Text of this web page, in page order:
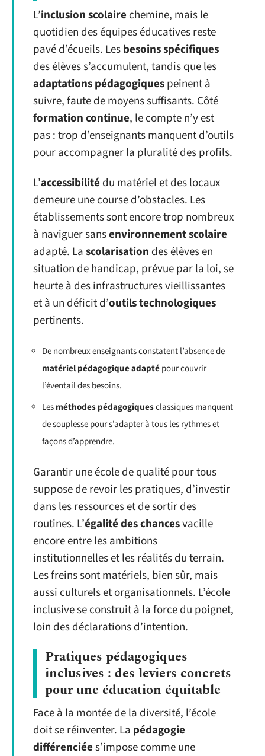
L’inclusion scolaire chemine, mais le
quotidien des équipes éducatives reste
pavé d’écueils. Lesbesoins spécifiques
des élèves s’accumulent, tandis que les
adaptations pédagogiquespeinent à
suivre, faute de moyens suffisants. Côté
formation continue, le compte n’y est
pas : trop d’enseignants manquent d’outils
pour accompagner la pluralité des profils.
L’accessibilité du matériel et des locaux
demeure une course d’obstacles. Les
établissements sont encore trop nombreux
à naviguer sansenvironnement scolaire
adapté. Lascolarisation des élèves en
situation de handicap, prévue par la loi, se
heurte à des infrastructures vieillissantes
et à un déficit d’outils technologiques
pertinents.
De nombreux enseignants constatent l’absence de
matériel pédagogique adaptépour couvrir
l’éventail des besoins.
Lesméthodes pédagogiquesclassiques manquent
de souplesse pour s’adapter à tous les rythmes et
façons d’apprendre.
Garantir une école de qualité pour tous
suppose de revoir les pratiques, d’investir
dans les ressources et de sortir des
routines. L’égalité des chancesvacille
encore entre les ambitions
institutionnelles et les réalités du terrain.
Les freins sont matériels, bien sûr, mais
aussi culturels et organisationnels. L’école
inclusive se construit à la force du poignet,
loin des déclarations d’intention.
Pratiques pédagogiques
inclusives : des leviers concrets
pour une éducation équitable
Face à la montée de la diversité, l’école
doit se réinventer. La pédagogie
différenciées’impose comme une